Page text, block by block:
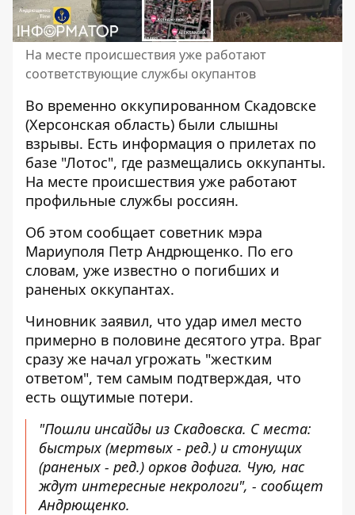
На месте происшествия уже работают
соответствующие службы окупантов
Во временно оккупированном Скадовске
(Херсонская область) были слышны
взрывы. Есть информация о прилетах по
базе "Лотос", где размещались оккупанты.
На месте происшествия уже работают
профильные службы россиян.
Об этом сообщает советник мэра
Мариуполя Петр Андрющенко. По его
словам, уже известно о погибших и
раненых оккупантах.
Чиновник заявил, что удар имел место
примерно в половине десятого утра. Враг
сразу же начал угрожать "жестким
ответом", тем самым подтверждая, что
есть ощутимые потери.
"Пошли инсайды из Скадовска. С места:
быстрых (мертвых - ред.) и стонущих
(раненых - ред.) орков дофига. Чую, нас
ждут интересные некрологи", - сообщет
Андрющенко.